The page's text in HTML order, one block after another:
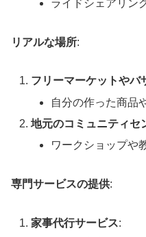
ライドシェアリン
リアルな場所:
フリーマーケットやバ
自分の作った商品
地元のコミュニティセ
ワークショップや
専門サービスの提供:
家事代行サービス: